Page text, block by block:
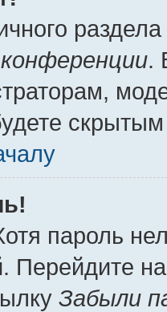
.
пароль
Перейдите
Забыли